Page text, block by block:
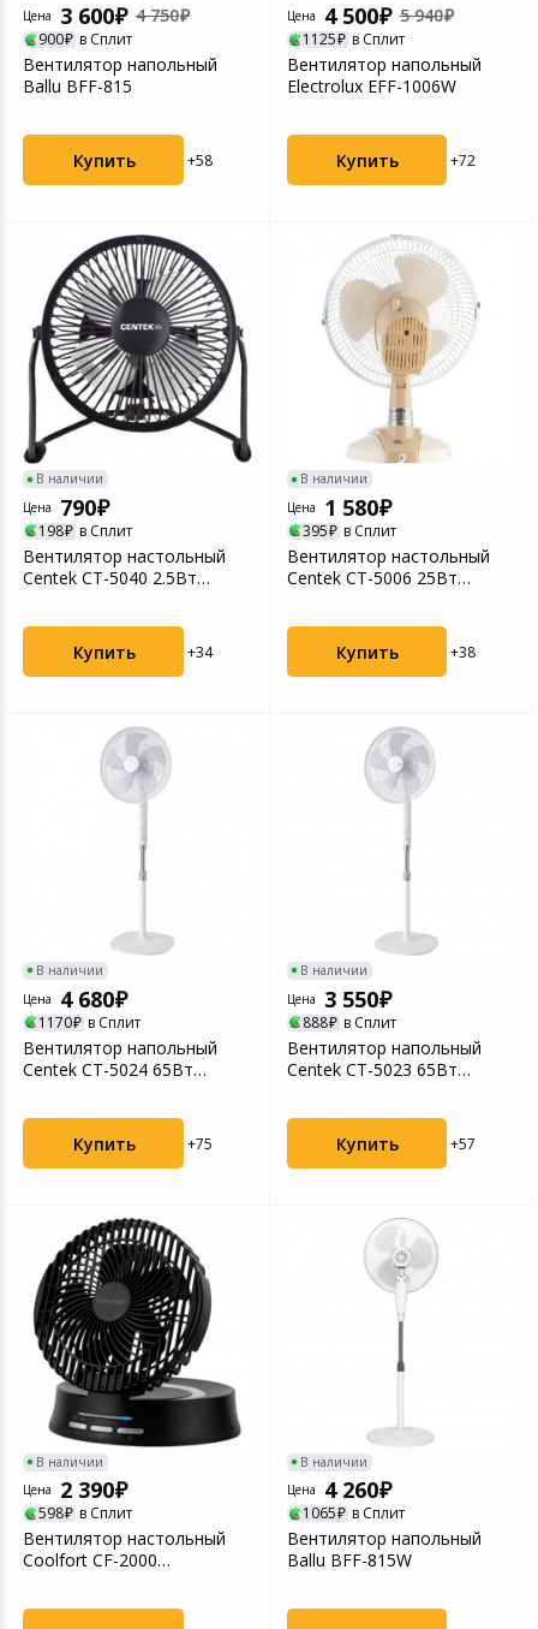
Цена
3 600 4 750
900 в Сплит
Вентилятор напольный
Ballu BFF-815
Купить +58
Цена
4 500 5 940
1125 в Сплит
Вентилятор напольный
Electrolux EFF-1006W
Купить +72
В наличии
Цена
790
198 в Сплит
Вентилятор настольный
Centek CT-5040 2.5Вт
Купить +34
В наличии
Цена
1 580
395 в Сплит
Вентилятор настольный
Centek CT-5006 25Вт
Купить +38
В наличии
Цена
4 680
1170 в Сплит
Вентилятор напольный
Centek CT-5024 65Вт
Купить +75
В наличии
Цена
3 550
888 в Сплит
Вентилятор напольный
Centek CT-5023 65Вт
Купить +57
В наличии
Цена
2 390
598 в Сплит
Вентилятор настольный
Coolfort CF-2000
В наличии
Цена
4 260
1065 в Сплит
Вентилятор напольный
Ballu BFF-815W